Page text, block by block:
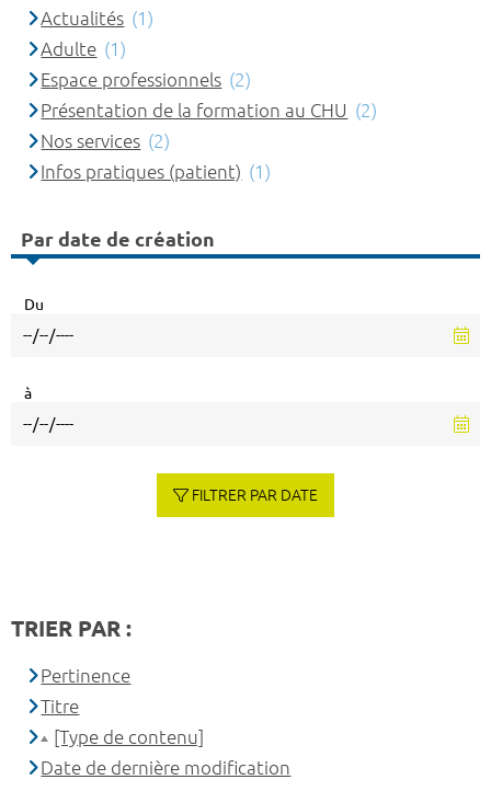
Actualités (1)
Adulte (1)
Espace professionnels (2)
Présentation de la formation au CHU (2)
Nos services (2)
Infos pratiques (patient) (1)
Par date de création
Du
à
FILTRER PAR DATE
TRIER PAR :
Pertinence
Titre
[Type de contenu]
Date de dernière modification